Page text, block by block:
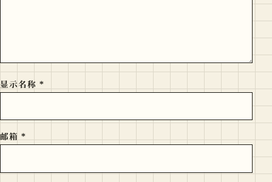
显示名称*
邮箱*